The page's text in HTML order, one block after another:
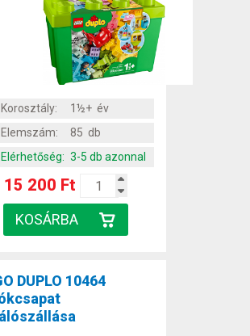
Korosztály:
1½+ év
Elemszám:
85 db
Elérhetőség: 3-5 db azonnal
15 200 Ft
DUPLO 10464